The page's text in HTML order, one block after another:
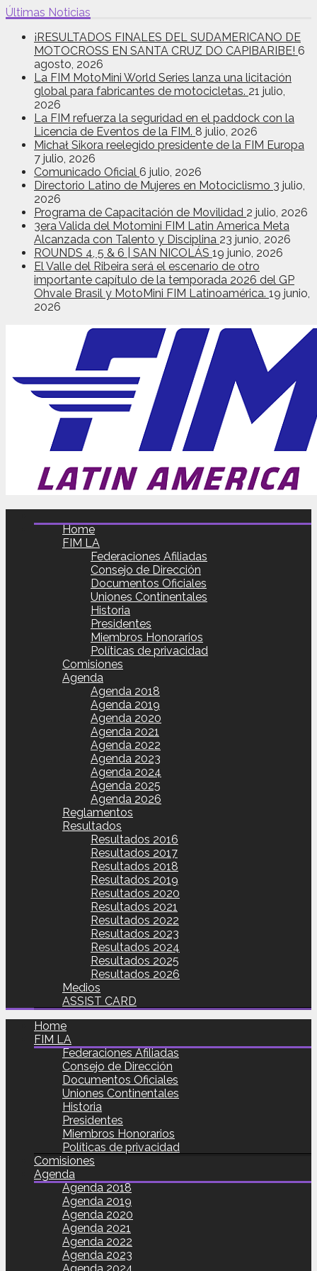
Últimas Noticias
¡RESULTADOS FINALES DEL SUDAMERICANO DE
MOTOCROSS EN SANTA CRUZ DO CAPIBARIBE! 6
agosto, 2026
La FIM MotoMini World Series lanza una licitación
global para fabricantes de motocicletas. 21 julio,
2026
La FIM refuerza la seguridad en el paddock con la
Licencia de Eventos de la FIM. 8 julio, 2026
Michał Sikora reelegido presidente de la FIM Europa
7 julio, 2026
Comunicado Oficial 6 julio, 2026
Directorio Latino de Mujeres en Motociclismo 3 julio,
2026
Programa de Capacitación de Movilidad 2 julio, 2026
3era Valida del Motomini FIM Latin America Meta
Alcanzada con Talento y Disciplina 23 junio, 2026
ROUNDS 4, 5 & 6 | SAN NICOLÁS 19 junio, 2026
El Valle del Ribeira será el escenario de otro
importante capítulo de la temporada 2026 del GP
Ohvale Brasil y MotoMini FIM Latinoamérica. 19 junio,
2026
Home
FIM LA
Federaciones Afiliadas
Consejo de Dirección
Documentos Oficiales
Uniones Continentales
Historia
Presidentes
Miembros Honorarios
Políticas de privacidad
Comisiones
Agenda
Agenda 2018
Agenda 2019
Agenda 2020
Agenda 2021
Agenda 2022
Agenda 2023
Agenda 2024
Agenda 2025
Agenda 2026
Reglamentos
Resultados
Resultados 2016
Resultados 2017
Resultados 2018
Resultados 2019
Resultados 2020
Resultados 2021
Resultados 2022
Resultados 2023
Resultados 2024
Resultados 2025
Resultados 2026
Medios
ASSIST CARD
Home
FIM LA
Federaciones Afiliadas
Consejo de Dirección
Documentos Oficiales
Uniones Continentales
Historia
Presidentes
Miembros Honorarios
Políticas de privacidad
Comisiones
Agenda
Agenda 2018
Agenda 2019
Agenda 2020
Agenda 2021
Agenda 2022
Agenda 2023